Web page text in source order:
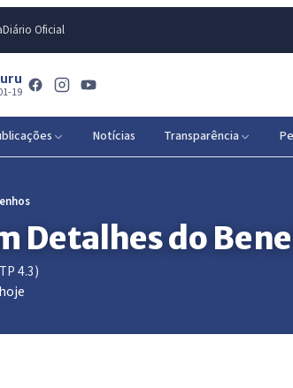
Diário Oficial
19
Notícias Transparência
Detalhes do
4.3)